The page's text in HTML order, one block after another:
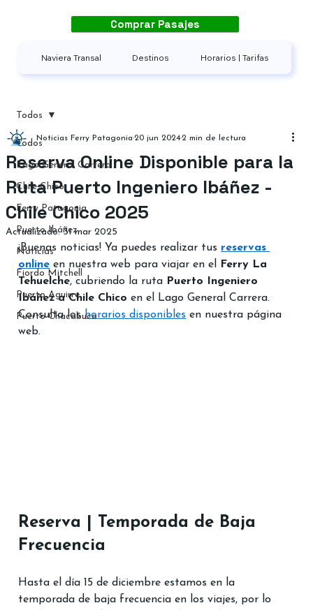
Naviera Transal Destinos Horarios | Tarifas
Comprar Pasajes
Todos
Lago General Carrera
Chile Chico
Ferry Patagonia
Puerto Ibáñez
Noticias
Fiordo Mitchell
Puerto Aguirre
Puerto Chacabuco
Todos
Reserva Online Disponible para la
Ruta Puerto Ingeniero Ibáñez -
Chile Chico 2025
Noticias Ferry Patagonia20 jun 20242 min de lectura
Actualizado:31 mar 2025
¡Buenas noticias! Ya puedes realizar tus reservas
online en nuestra web para viajar en el
Ferry La
Tehuelche, cubriendo la ruta Puerto Ingeniero
Ibáñez a Chile Chico en el Lago General Carrera.
Consulta los horarios disponibles en nuestra página
web.
Reserva | Temporada de Baja
Frecuencia
Hasta el día 15 de diciembre estamos en la
temporada de baja frecuencia en los viajes, por lo